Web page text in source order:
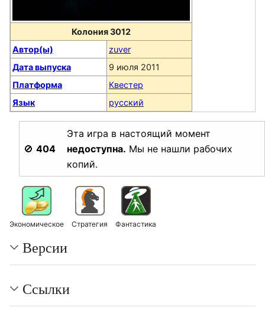
Колония 3012
Автор(ы)
zuver
Дата выпуска
9 июля 2011
Платформа
Квестер
Язык
русский
🚫 404
Эта игра в настоящий момент
недоступна. Мы не нашли рабочих
копий.
Экономическое Стратегия Фантастика
Версии
Ссылки